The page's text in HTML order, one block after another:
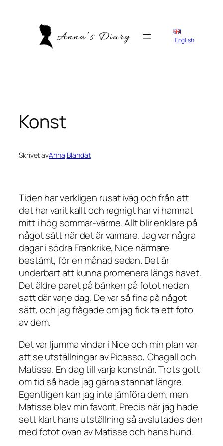
English
Konst
Skrivet avAnnaiBlandat
Tiden har verkligen rusat iväg och från att
det har varit kallt och regnigt har vi hamnat
mitt i hög sommar-värme. Allt blir enklare på
något sätt när det är varmare. Jag var några
dagar i södra Frankrike, Nice närmare
bestämt, för en månad sedan. Det är
underbart att kunna promenera längs havet.
Det äldre paret på bänken på fotot nedan
satt där varje dag. De var så fina på något
sätt, och jag frågade om jag fick ta ett foto
av dem.
Det var ljumma vindar i Nice och min plan var
att se utställningar av Picasso, Chagall och
Matisse. En dag till varje konstnär. Trots gott
om tid så hade jag gärna stannat längre.
Egentligen kan jag inte jämföra dem, men
Matisse blev min favorit. Precis när jag hade
sett klart hans utställning så avslutades den
med fotot ovan av Matisse och hans hund.